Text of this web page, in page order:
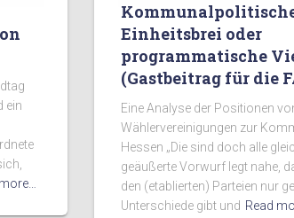
ein
Einheitsbrei oder
programmatische
(Gastbeitrag für die
Eine Analyse der Positionen
Wählervereinigungen zur
Hessen „Die sind doch alle
geäußerte Vorwurf legt nahe,
den (etablierten) Parteien nur
Unterschiede gibt und Read